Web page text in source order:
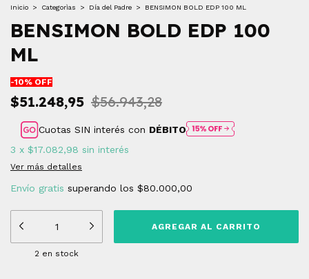
Inicio > Categorìas > Día del Padre > BENSIMON BOLD EDP 100 ML
BENSIMON BOLD EDP 100
ML
-10% OFF
$51.248,95 $56.943,28
Cuotas SIN interés con DÉBITO
3 x $17.082,98 sin interés
Ver más detalles
Envío gratis superando los $80.000,00
2 en stock